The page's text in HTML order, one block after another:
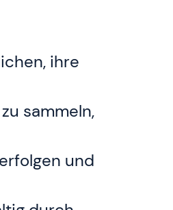
ihre
sammeln,
und